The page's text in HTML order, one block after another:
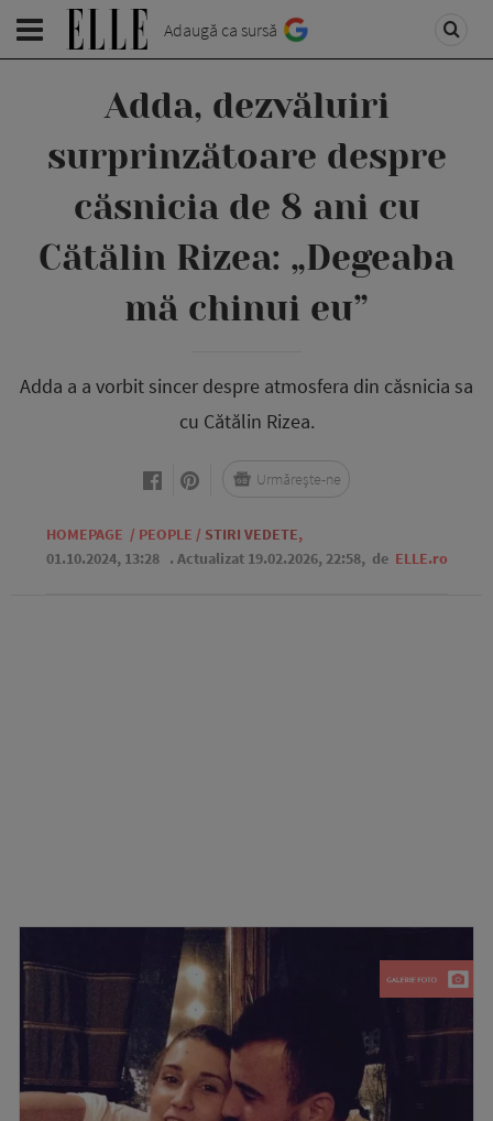
Adaugă ca sursă
Adda, dezvăluiri
surprinzătoare despre
căsnicia de 8 ani cu
Cătălin Rizea: „Degeaba
mă chinui eu”
Adda a a vorbit sincer despre atmosfera din căsnicia sa
cu Cătălin Rizea.
HOMEPAGE / PEOPLE / STIRI VEDETE,
01.10.2024, 13:28 . Actualizat 19.02.2026, 22:58, de ELLE.ro
Urmărește-ne